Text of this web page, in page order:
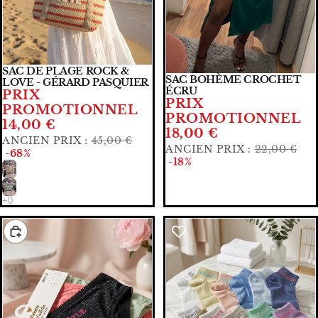
🧡🧡 PRIX DOUX
CHOISIR
SAC DE PLAGE ROCK &
LOVE - GÉRARD PASQUIER
PRIX
PROMOTIONNEL
14,00 €
ANCIEN PRIX :45,00 €
-68%
🧡🧡 PRIX DOUX
SAC BOHÈME CROCHET
ÉCRU
PRIX
PROMOTIONNEL
18,00 €
ANCIEN PRIX :22,00 €
-18%